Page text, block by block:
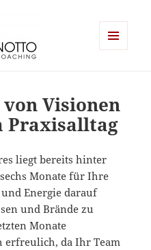
Visionen
Praxisalltag
liegt bereits hinter
Monate für Ihre
Energie darauf
und Brände zu
Monate
erfreulich, da Ihr Team